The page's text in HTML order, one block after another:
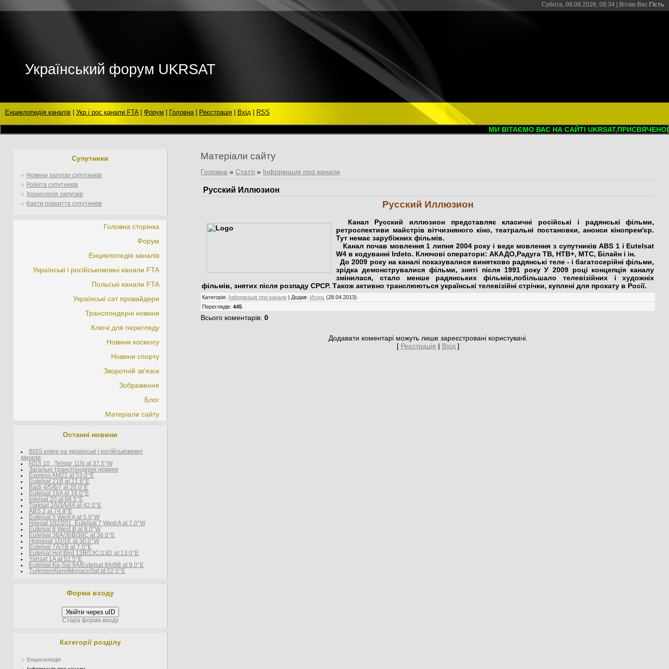
Субота, 08.08.2026, 08:34 | Вітаю Вас Гість
Український форум UKRSAT
Енциклопедія каналів Укр і рос канали FTA| Форум Головна| Реєстрація Вхід RSS
МИ ВІТАЄМО ВАС НА САЙТІ
Супутники
Новини запуску супутників
Робота супутників
Хронологія запусків
Карти покриття супутників
Головна сторінка
Форум
Енциклопедія каналів
Українські і російськомовні канали FTA
Польські канали FTA
Українські сат провайдери
Транспондерні новини
Ключі для перегляду
Новини космосу
Новини спорту
Зворотній зв'язок
Зображення
Блог
Матеріали сайту
Останні новини
BISS ключі на українські і росїйськомовні
канали
NSS 10 , Telstar 11N at 37.5°W
Загальні транспондерні новини
Express AM22 at 53.0°E
Eutelsat 21B at 21.6°E
Badr 4/5/6/7 at 26.0°E
Eutelsat 16A at 16.0°E
Intelsat 20 at 68.5°E
Türksat 2A/3A/4A at 42.0°E
ABS 2 at 74.9°E
Eutelsat 5 West A at 5.0°W
Nilesat 102/201, Eutelsat 7 West A at 7.0°W
Eutelsat 8 West В at 8.0°W
Eutelsat 36A/36B/36C at 36.0°E
Hispasat 1D/1E at 30.0°W
Eutelsat 7A/7B at 7.0°E
Eutelsat Hot Bird 13B/13C/13D at 13.0°E
Yahsat 1A at 52.5°E
Eutelsat Ka-Sat 9A/Eutelsat 9A/9B at 9.0°E
TurkmenÄlem/MonacoSat at 52,0°E
Форма входу
Увійти через uID
Стара форма входу
Категорії розділу
Енциклопедія
Матеріали сайту
Головна »Статті » Інформація про канали
Русский Иллюзион
Русский Иллюзион
Канал Русский иллюзион представляє класичні російські і радянські фільми,
ретроспективи майстрів вітчизняного кіно, театральні постановки, анонси кінопрем'єр.
Тут немає зарубіжних фільмів.
Канал почав мовлення 1 липня 2004 року і веде мовлення з супутників ABS 1 і Eutelsat
W4 в кодуванні Irdeto. Ключові оператори: АКАДО,Радуга ТВ, НТВ+, МТС, Білайн і ін.
До 2009 року на каналі показувалися винятково радянські теле - і багатосерійні фільми,
зрідка демонструвалися фільми, зняті після 1991 року У 2009 році концепція каналу
змінилася, стало менше радянських фільмів,побільшало телевізійних і художніх
фільмів, знятих після розпаду СРСР. Також активно транслюються українські телевізійні стрічки, куплені для прокату в Росії.
Категорія: Інформація про канали Додав: Игорь (28.04.2013)
Переглядів:445
Всього коментарів:0
Додавати коментарі можуть лише зареєстровані користувачі.
[ Реєстрація | Вхід ]